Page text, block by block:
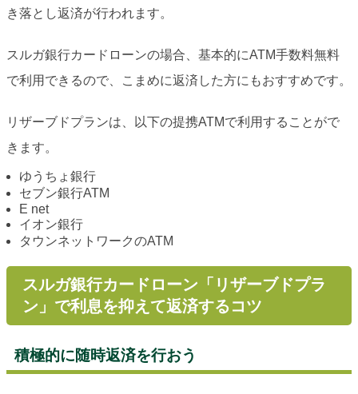
き落とし返済が行われます。
スルガ銀行カードローンの場合、基本的にATM手数料無料
で利用できるので、こまめに返済した方にもおすすめです。
リザーブドプランは、以下の提携ATMで利用することがで
きます。
ゆうちょ銀行
セブン銀行ATM
E net
イオン銀行
タウンネットワークのATM
スルガ銀行カードローン「リザーブドプラ
ン」で利息を抑えて返済するコツ
積極的に随時返済を行おう